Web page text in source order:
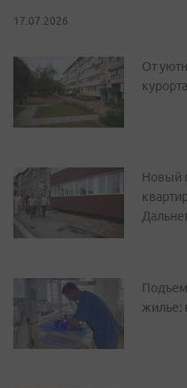
17.07.2026
От
Новый
жилье: